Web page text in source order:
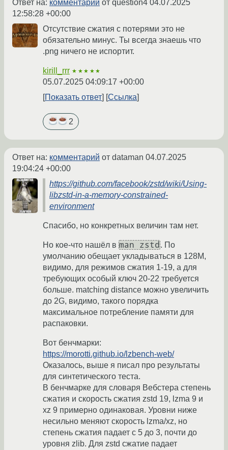
Ответ на: комментарий от question4 04.07.2025
12:58:28 +00:00
Отсутствие сжатия с потерями это не
обязательно минус. Ты всегда знаешь что
.png ничего не испортит.
kirill_rrr ★★★★★
05.07.2025 04:09:17 +00:00
Показать ответ
Ссылка
2
Ответ на: комментарий от dataman 04.07.2025
19:04:24 +00:00
https://github.com/facebook/zstd/wiki/Using-
libzstd-in-a-memory-constrained-
environment
Спасибо, но конкретных величин там нет.
Но кое-что нашёл в man zstd . По
умолчанию обещает укладываться в 128M,
видимо, для режимов сжатия 1-19, а для
требующих особый ключ 20-22 требуется
больше. matching distance можно увеличить
до 2G, видимо, такого порядка
максимальное потребление памяти для
распаковки.
Вот бенчмарки:
https://morotti.github.io/lzbench-web/
Оказалось, выше я писал про результаты
для синтетического теста.
В бенчмарке для словаря Вебстера степень
сжатия и скорость сжатия zstd 19, lzma 9 и
xz 9 примерно одинаковая. Уровни ниже
несильно меняют скорость lzma/xz, но
степень сжатия падает с 5 до 3, почти до
уровня zlib. Для zstd сжатие падает